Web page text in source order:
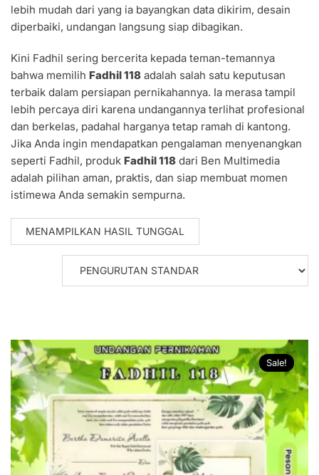
lebih mudah dari yang ia bayangkan data dikirim, desain
diperbaiki, undangan langsung siap dibagikan.
Kini Fadhil sering bercerita kepada teman-temannya
bahwa memilih Fadhil 118 adalah salah satu keputusan
terbaik dalam persiapan pernikahannya. Ia merasa tampil
lebih percaya diri karena undangannya terlihat profesional
dan berkelas, padahal harganya tetap ramah di kantong.
Jika Anda ingin mendapatkan pengalaman menyenangkan
seperti Fadhil, produk Fadhil 118 dari Ben Multimedia
adalah pilihan aman, praktis, dan siap membuat momen
istimewa Anda semakin sempurna.
MENAMPILKAN HASIL TUNGGAL
Sale!